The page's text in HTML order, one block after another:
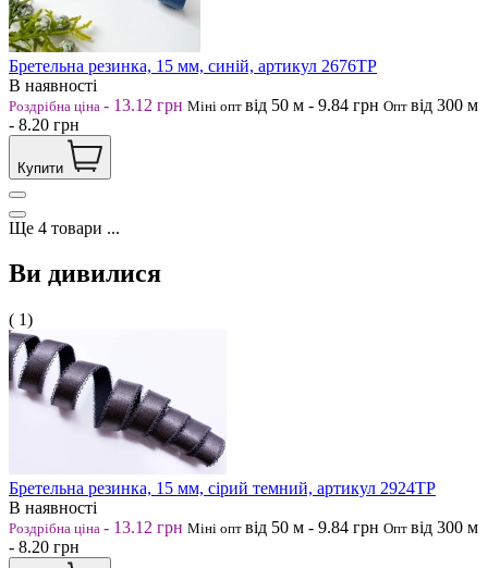
Бретельна резинка, 15 мм, синій, артикул 2676ТР
В наявності
Роздрібна ціна - 13.12 грн Міні опт від 50 м - 9.84 грн Опт від 300 м
- 8.20 грн
Купити
Ще 4 товари ...
Ви дивилися
( 1)
Бретельна резинка, 15 мм, сірий темний, артикул 2924ТР
В наявності
Роздрібна ціна - 13.12 грн Міні опт від 50 м - 9.84 грн Опт від 300 м
- 8.20 грн